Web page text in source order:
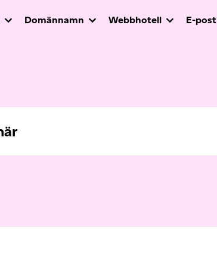
Domännamn Webbhotell E-post